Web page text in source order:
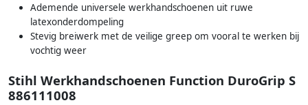
Ademende universele werkhandschoenen uit ruwe
latexonderdompeling
Stevig breiwerk met de veilige greep om vooral te werken bij
vochtig weer
Stihl Werkhandschoenen Function DuroGrip S
886111008